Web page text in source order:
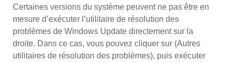
Certaines versions du système peuvent ne pas être en
mesure d’exécuter l’utilitaire de résolution des
problèmes de Windows Update directement sur la
droite. Dans ce cas, vous pouvez cliquer sur (Autres
utilitaires de résolution des problèmes), puis exécuter